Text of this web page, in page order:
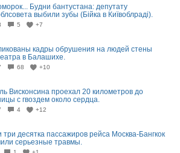
Будни бантустана: депутату
выбили зубы (Бійка в Київоблраді).
5 +7
кадры обрушения на людей стены
в Балашихе.
68 +10
Висконсина проехал 20 километров до
с гвоздем около сердца.
4 +12
три десятка пассажиров рейса Москва-Бангкок
серьезные травмы.